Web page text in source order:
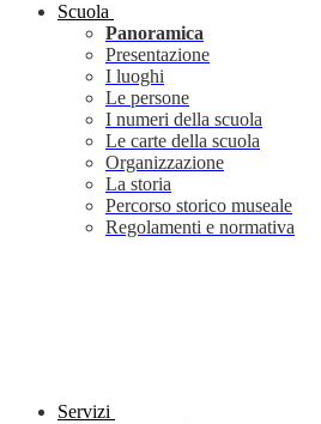
Scuola
Panoramica
Presentazione
I luoghi
Le persone
I numeri della scuola
Le carte della scuola
Organizzazione
La storia
Percorso storico museale
Regolamenti e normativa
Servizi